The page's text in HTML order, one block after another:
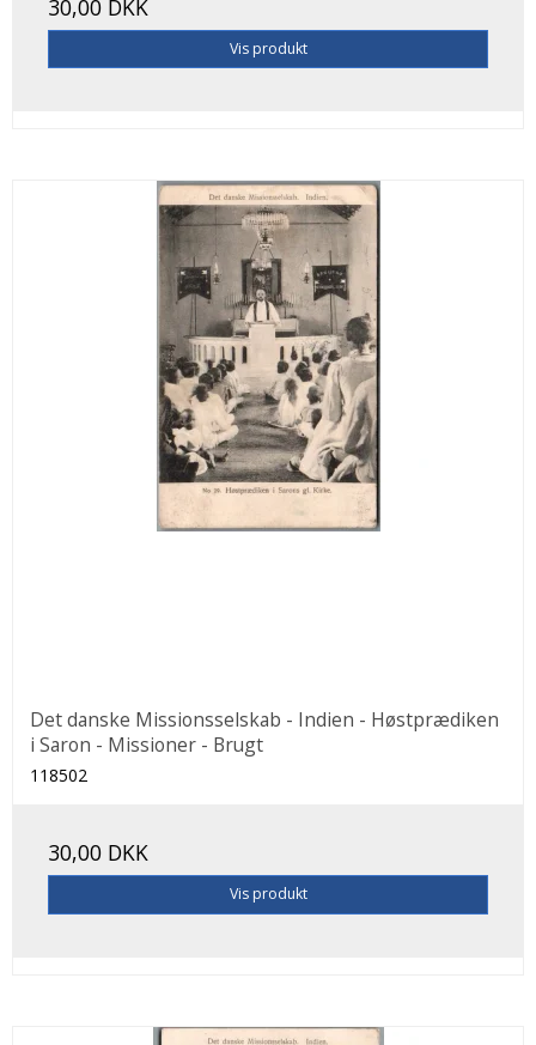
30,00 DKK
Vis produkt
Det danske Missionsselskab - Indien - Høstprædiken
i Saron - Missioner - Brugt
118502
30,00 DKK
Vis produkt